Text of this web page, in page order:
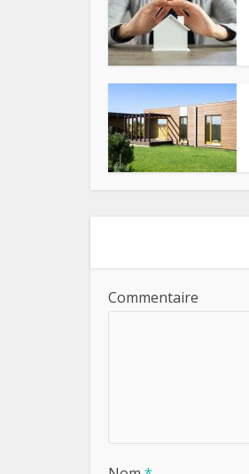
Commentaire